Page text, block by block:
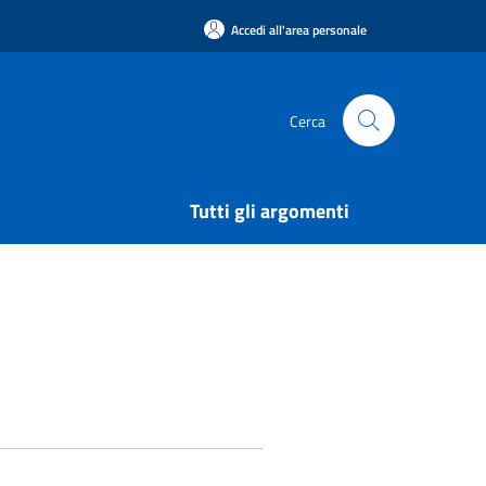
Accedi all'area personale
Cerca
Tutti gli argomenti